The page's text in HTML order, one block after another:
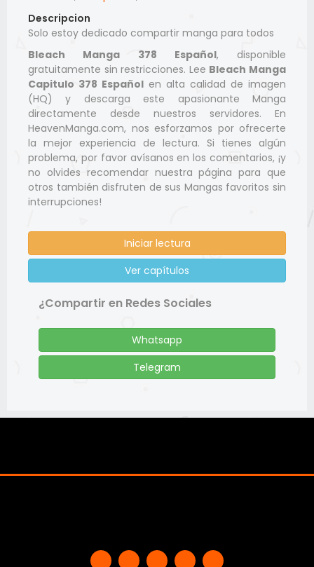
Descripcion
Solo estoy dedicado compartir manga para todos
Bleach Manga 378 Español, disponible
gratuitamente sin restricciones. Lee Bleach Manga
Capitulo 378 Español en alta calidad de imagen
(HQ) y descarga este apasionante Manga
directamente desde nuestros servidores. En
HeavenManga.com, nos esforzamos por ofrecerte
la mejor experiencia de lectura. Si tienes algún
problema, por favor avísanos en los comentarios, ¡y
no olvides recomendar nuestra página para que
otros también disfruten de sus Mangas favoritos sin
interrupciones!
Iniciar lectura
Ver capítulos
¿Compartir en Redes Sociales
Whatsapp
Telegram